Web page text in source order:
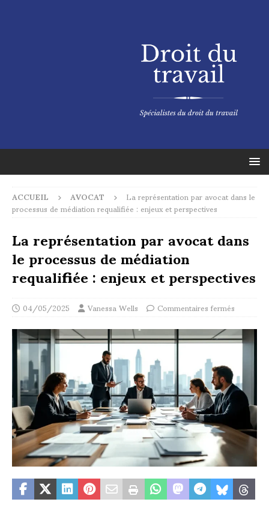
ACCUEIL AVOCAT La représentation par avocat dans le
processus de médiation requalifiée : enjeux et perspectives
La représentation par avocat dans
le processus de médiation
requalifiée : enjeux et perspectives
04/05/2025 Vanessa Wells Commentaires fermés